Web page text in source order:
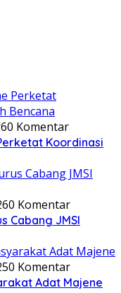
0 Komentar
Koordinasi
0 Komentar
Cabang JMSI
0 Komentar
Adat Majene